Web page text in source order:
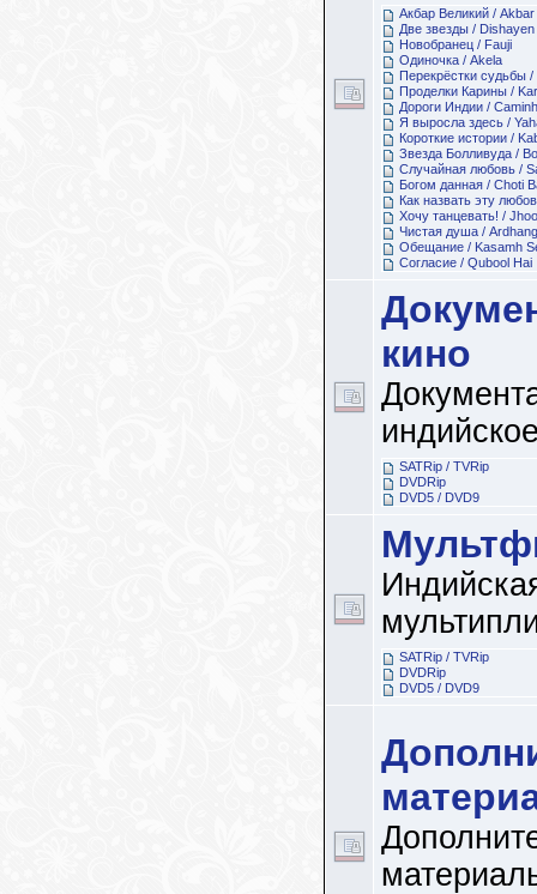
Акбар Великий /
Две звезды / Dishayen
Новобранец / Fauji
Одиночка / Akela
Перекрёстки судьбы /
Проделки Карины /
Дороги Индии /
Я выросла здесь /
Короткие истории /
Звезда Болливуда /
Случайная любовь /
Богом данная / Choti
Как назвать эту
Хочу танцевать! /
Чистая душа /
Обещание / Kasamh
Согласие / Qubool Hai
кино
SATRip / TVRip
DVDRip
DVD5 / DVD9
SATRip / TVRip
DVDRip
DVD5 / DVD9